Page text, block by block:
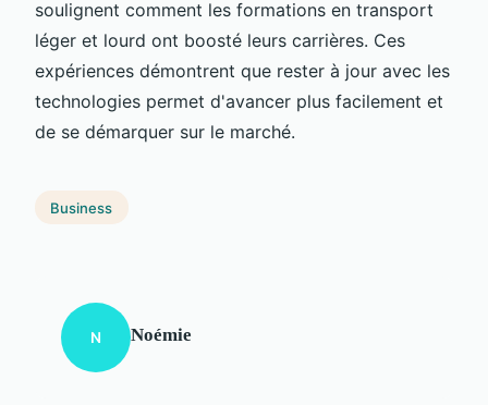
soulignent comment les formations en transport
léger et lourd ont boosté leurs carrières. Ces
expériences démontrent que rester à jour avec les
technologies permet d'avancer plus facilement et
de se démarquer sur le marché.
Business
N Noémie